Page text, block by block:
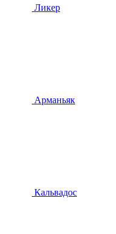
Ликер
Арманьяк
Кальвадос